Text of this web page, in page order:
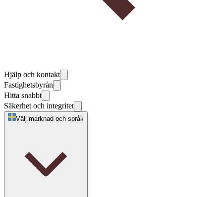
Hjälp och kontakt
Fastighetsbyrån
Hitta snabbt
Säkerhet och integritet
Välj marknad och språk